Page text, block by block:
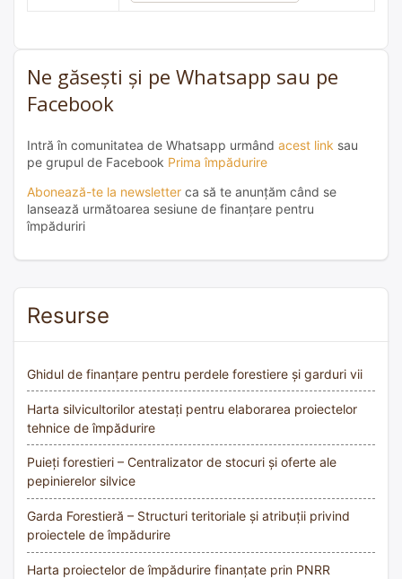
Ne găsești și pe Whatsapp sau pe
Facebook
Intră în comunitatea de Whatsapp urmând acest link sau
pe grupul de Facebook Prima împădurire
Abonează-te la newsletter ca să te anunțăm când se
lansează următoarea sesiune de finanțare pentru
împăduriri
Resurse
Ghidul de finanțare pentru perdele forestiere și garduri vii
Harta silvicultorilor atestați pentru elaborarea proiectelor
tehnice de împădurire
Puieți forestieri – Centralizator de stocuri și oferte ale
pepinierelor silvice
Garda Forestieră – Structuri teritoriale și atribuții privind
proiectele de împădurire
Harta proiectelor de împădurire finanțate prin PNRR